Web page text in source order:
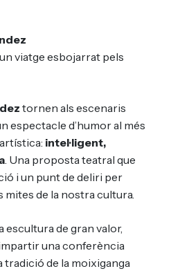
viatge esbojarrat pels
tornen als escenaris
espectacle d’humor al més
intel·ligent,
. Una proposta teatral que
i un punt de deliri per
mites de la nostra cultura.
escultura de gran valor,
una conferència
tradició de la moixiganga